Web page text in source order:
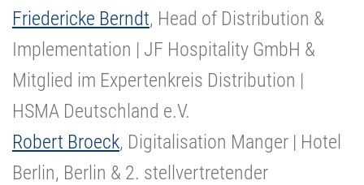
Friedericke Berndt, Head of Distribution &
Implementation | JF Hospitality GmbH &
Mitglied im Expertenkreis Distribution |
HSMA Deutschland e.V.
Robert Broeck, Digitalisation Manger | Hotel
Berlin, Berlin & 2. stellvertretender